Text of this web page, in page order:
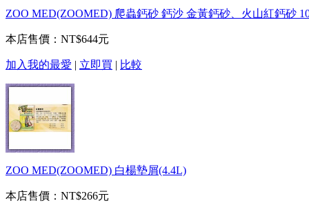
ZOO MED(ZOOMED) 爬蟲鈣砂 鈣沙 金黃鈣砂、火山紅鈣砂
本店售價： NT$644元
加入我的最愛 | 立即買 | 比較
ZOO MED(ZOOMED) 白楊墊屑(4.4L)
本店售價： NT$266元